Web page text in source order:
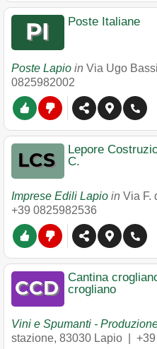
Poste Italiane
Poste Lapio in Via Ugo
0825982002
Lepore
C.
Imprese Edili Lapio in Via F.
+39 0825982536
Cantina
crogliano
Vini e Spumanti -
stazione, 83030 Lapio